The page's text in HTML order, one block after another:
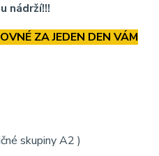
nádrží!!!
ZA JEDEN DEN VÁM
skupiny A2 )